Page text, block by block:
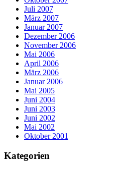
Juli 2007
März 2007
Januar 2007
Dezember 2006
November 2006
Mai 2006
April 2006
März 2006
Januar 2006
Mai 2005
Juni 2004
Juni 2003
Juni 2002
Mai 2002
Oktober 2001
Kategorien